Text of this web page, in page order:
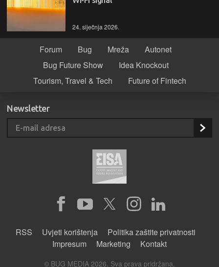
24. siječnja 2026.
Forum Bug Mreža
Autonet
Bug Future Show
Idea Knockout
Tourism, Travel & Tech
Future of Fintech
Newsletter
RSS Uvjeti korištenja
Politika zaštite privatnosti
Impresum
Marketing Kontakt
© BUG MEDIA 2026. Sva prava pridržana.